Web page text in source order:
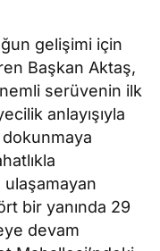
gelişimi için
Başkan Aktaş,
serüvenin ilk
anlayışıyla
dokunmaya
ulaşamayan
bir yanında 29
devam